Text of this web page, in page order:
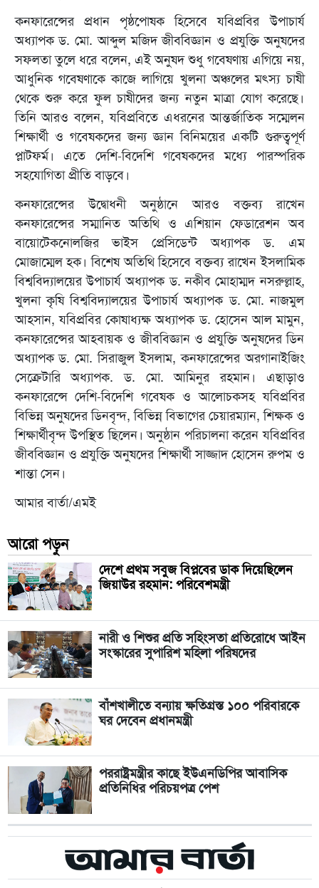
কনফারেন্সের প্রধান পৃষ্ঠপোষক হিসেবে যবিপ্রবির উপাচার্য
অধ্যাপক ড. মো. আব্দুল মজিদ জীববিজ্ঞান ও প্রযুক্তি অনুষদের
সফলতা তুলে ধরে বলেন, এই অনুষদ শুধু গবেষণায় এগিয়ে নয়,
আধুনিক গবেষণাকে কাজে লাগিয়ে খুলনা অঞ্চলের মৎস্য চাষী
থেকে শুরু করে ফুল চাষীদের জন্য নতুন মাত্রা যোগ করেছে।
তিনি আরও বলেন, যবিপ্রবিতে এধরনের আন্তর্জাতিক সম্মেলন
শিক্ষার্থী ও গবেষকদের জন্য জ্ঞান বিনিময়ের একটি গুরুত্বপূর্ণ
প্লাটফর্ম। এতে দেশি-বিদেশি গবেষকদের মধ্যে পারস্পরিক
সহযোগিতা প্রীতি বাড়বে।
কনফারেন্সের উদ্বোধনী অনুষ্ঠানে আরও বক্তব্য রাখেন
কনফারেন্সের সম্মানিত অতিথি ও এশিয়ান ফেডারেশন অব
বায়োটেকনোলজির ভাইস প্রেসিডেন্ট অধ্যাপক ড. এম
মোজাম্মেল হক। বিশেষ অতিথি হিসেবে বক্তব্য রাখেন ইসলামিক
বিশ্ববিদ্যালয়ের উপাচার্য অধ্যাপক ড. নকীব মোহাম্মদ নসরুল্লাহ,
খুলনা কৃষি বিশ্ববিদ্যালয়ের উপাচার্য অধ্যাপক ড. মো. নাজমুল
আহসান, যবিপ্রবির কোষাধ্যক্ষ অধ্যাপক ড. হোসেন আল মামুন,
কনফারেন্সের আহবায়ক ও জীববিজ্ঞান ও প্রযুক্তি অনুষদের ডিন
অধ্যাপক ড. মো. সিরাজুল ইসলাম, কনফারেন্সের অরগানাইজিং
সেক্রেটারি অধ্যাপক. ড. মো. আমিনুর রহমান। এছাড়াও
কনফারেন্সে দেশি-বিদেশি গবেষক ও আলোচকসহ যবিপ্রবির
বিভিন্ন অনুষদের ডিনবৃন্দ, বিভিন্ন বিভাগের চেয়ারম্যান, শিক্ষক ও
শিক্ষার্থীবৃন্দ উপস্থিত ছিলেন। অনুষ্ঠান পরিচালনা করেন যবিপ্রবির
জীববিজ্ঞান ও প্রযুক্তি অনুষদের শিক্ষার্থী সাজ্জাদ হোসেন রুপম ও
শান্তা সেন।
আমার বার্তা/এমই
আরো পড়ুন
দেশে প্রথম সবুজ বিপ্লবের ডাক দিয়েছিলেন
জিয়াউর রহমান: পরিবেশমন্ত্রী
নারী ও শিশুর প্রতি সহিংসতা প্রতিরোধে আইন
সংস্কারের সুপারিশ মহিলা পরিষদের
বাঁশখালীতে বন্যায় ক্ষতিগ্রস্ত ১০০ পরিবারকে
ঘর দেবেন প্রধানমন্ত্রী
পররাষ্ট্রমন্ত্রীর কা‌ছে ইউএনডিপির আবাসিক
প্রতিনিধির পরিচয়পত্র পেশ